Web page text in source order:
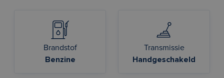
Brandstof
Benzine
Transmissie
Handgeschakeld